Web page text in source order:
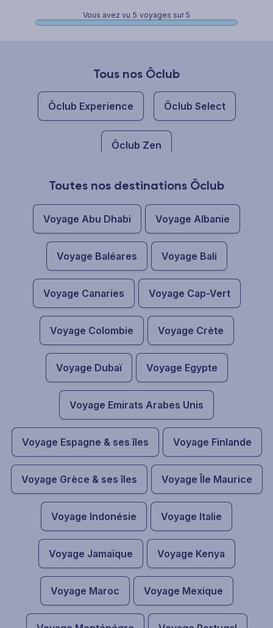
Vous avez vu 5 voyages sur 5
Tous nos Ôclub
Ôclub Experience Ôclub Select
Ôclub Zen
Toutes nos destinations Ôclub
Voyage Abu Dhabi Voyage Albanie
Voyage Baléares Voyage Bali
Voyage Canaries Voyage Cap-Vert
Voyage Colombie Voyage Crète
Voyage Dubaï Voyage Egypte
Voyage Emirats Arabes Unis
Voyage Espagne & ses îles Voyage Finlande
Voyage Grèce & ses îles Voyage Île Maurice
Voyage Indonésie Voyage Italie
Voyage Jamaïque Voyage Kenya
Voyage Maroc Voyage Mexique